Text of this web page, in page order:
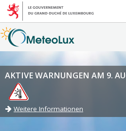
AKTIVE WARNUNGEN AM 9.
Weitere Informationen